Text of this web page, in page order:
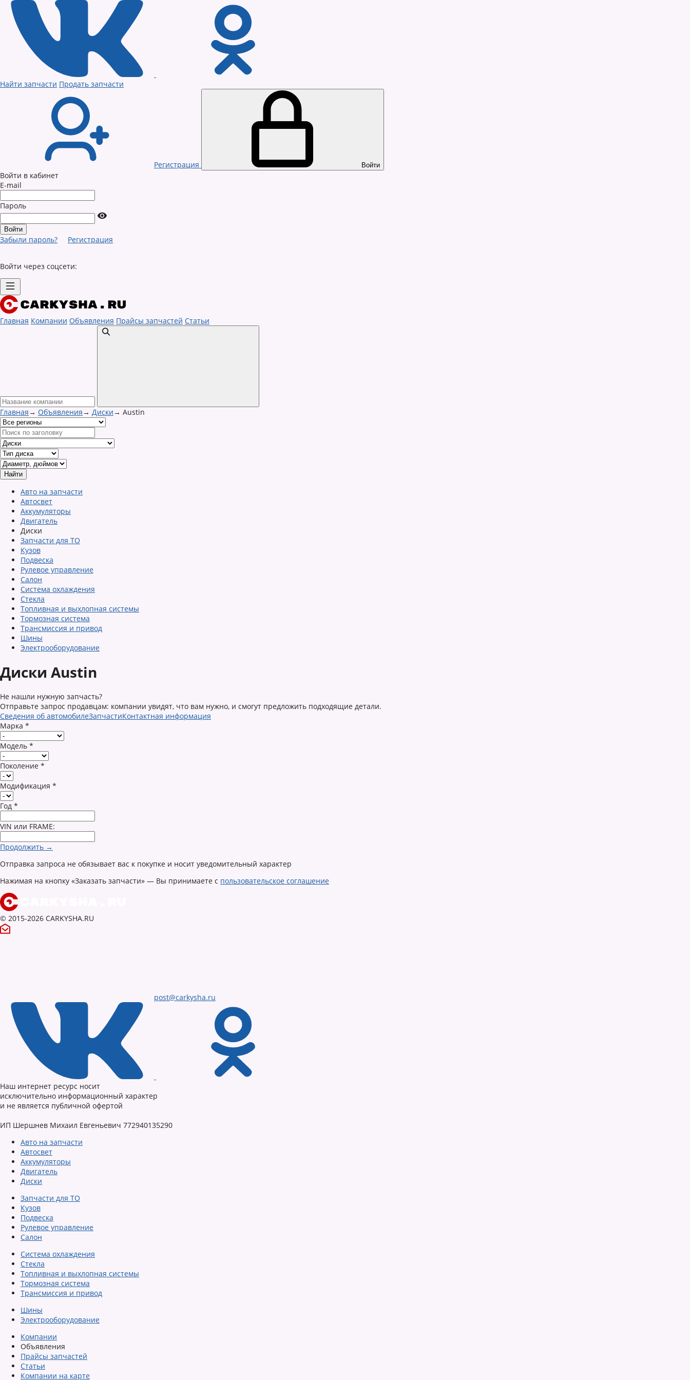
Найти запчасти Продать запчасти
Регистрация Войти
Войти в кабинет
E-mail
Пароль
Забыли пароль? Регистрация
Войти через соцсети:
Главная Компании Объявления Прайсы запчастей Статьи
Главная→ Объявления→ Диски→ Austin
Авто на запчасти
Автосвет
Аккумуляторы
Двигатель
Диски
Запчасти для ТО
Кузов
Подвеска
Рулевое управление
Салон
Система охлаждения
Стекла
Топливная и выхлопная системы
Тормозная система
Трансмиссия и привод
Шины
Электрооборудование
Диски Austin
Не нашли нужную запчасть?
Отправьте запрос продавцам: компании увидят, что вам нужно, и смогут предложить подходящие детали.
Сведения об автомобилеЗапчастиКонтактная информация
Марка *
Модель *
Поколение *
Модификация *
Год *
VIN или FRAME:
Продолжить →
Отправка запроса не обязывает вас к покупке и носит уведомительный характер
Нажимая на кнопку «Заказать запчасти» — Вы принимаете с пользовательское соглашение
© 2015-2026 CARKYSHA.RU
post@carkysha.ru
Наш интернет ресурс носит
исключительно информационный характер
и не является публичной офертой
ИП Шершнев Михаил Евгеньевич 772940135290
Авто на запчасти
Автосвет
Аккумуляторы
Двигатель
Диски
Запчасти для ТО
Кузов
Подвеска
Рулевое управление
Салон
Система охлаждения
Стекла
Топливная и выхлопная системы
Тормозная система
Трансмиссия и привод
Шины
Электрооборудование
Компании
Объявления
Прайсы запчастей
Статьи
Компании на карте